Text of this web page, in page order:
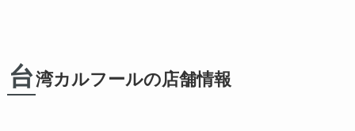
台湾カルフールの店舗情報